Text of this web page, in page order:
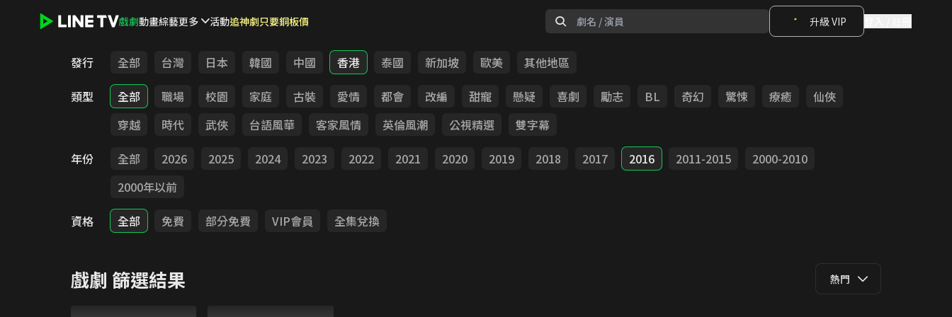
戲劇動畫綜藝更多 活動追神劇只要銅板價 升級 VIP
發行 全部 台灣 日本 韓國 中國 香港 泰國 新加坡 歐美
其他地區
類型
全部 職場 校園 家庭 古裝 愛情 都會 改編 甜寵 懸疑 喜劇 勵志 BL 奇幻 驚悚 療癒
仙俠
穿越
時代 武俠 台語風華 客家風情 英倫風潮 公視精選
雙字幕
年份
全部 2026 2025 2024 2023 2022 2021 2020 2019 2018 2017 2016 2011-2015
2000-2010
2000年以前
資格
全部 免費 部分免費 VIP會員 全集兌換
戲劇 篩選結果 熱門